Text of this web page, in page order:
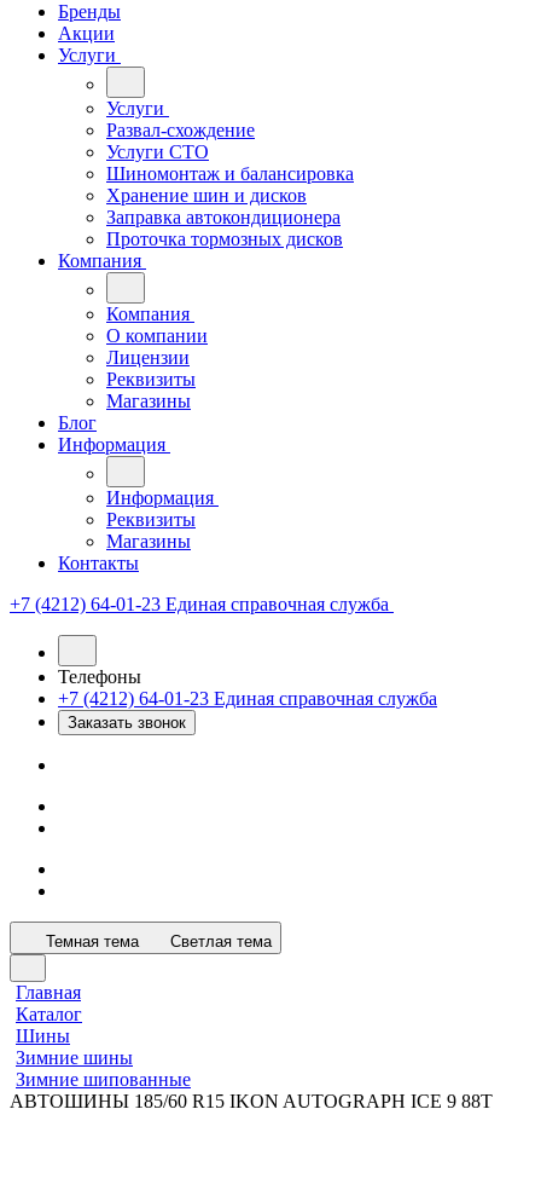
Бренды
Акции
Услуги
Услуги
Развал-схождение
Услуги СТО
Шиномонтаж и балансировка
Хранение шин и дисков
Заправка автокондиционера
Проточка тормозных дисков
Компания
Компания
О компании
Лицензии
Реквизиты
Магазины
Блог
Информация
Информация
Реквизиты
Магазины
Контакты
+7 (4212) 64-01-23 Единая справочная служба
Телефоны
+7 (4212) 64-01-23 Единая справочная служба
Заказать звонок
Темная тема Светлая тема
Главная
Каталог
Шины
Зимние шины
Зимние шипованные
АВТОШИНЫ 185/60 R15 IKON AUTOGRAPH ICE 9 88T